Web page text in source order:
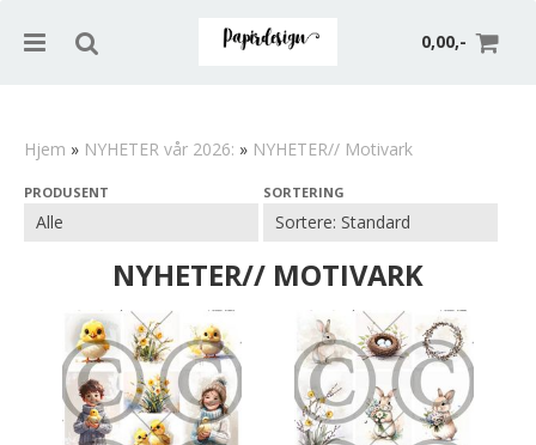
0,00,-
Hjem » NYHETER vår 2026: » NYHETER// Motivark
PRODUSENT SORTERING
NYHETER// MOTIVARK